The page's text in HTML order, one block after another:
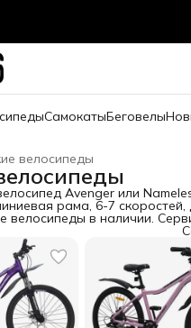
СамокатыБеговелы
велосипеды
Avenger или
рама, 6-7 скоростей,
велосипеды в наличии.